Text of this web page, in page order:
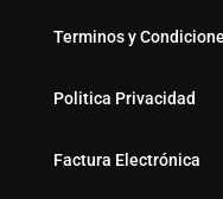
Terminos y
Politica Privacidad
Factura Electrónica